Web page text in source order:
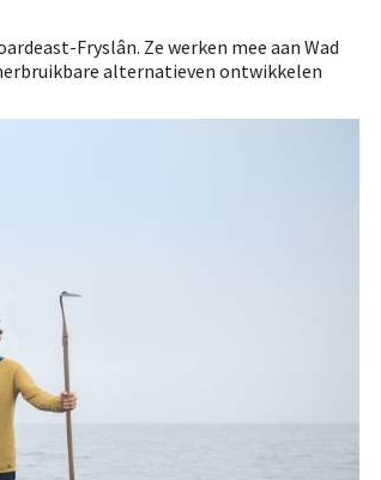
Fryslân. Ze werken mee aan Wad
alternatieven ontwikkelen